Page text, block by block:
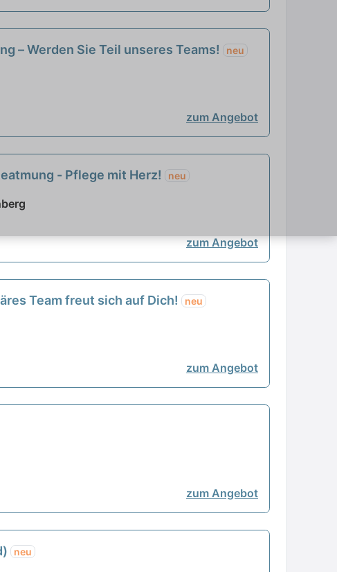
– Werden Sie Teil unseres Teams! neu
zum Angebot
- Pflege mit Herz! neu
zum Angebot
Team freut sich auf Dich! neu
zum Angebot
zum Angebot
neu